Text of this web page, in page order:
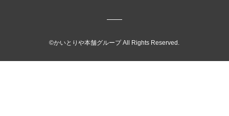
©かいとりや本舗グループ All Rights Reserved.